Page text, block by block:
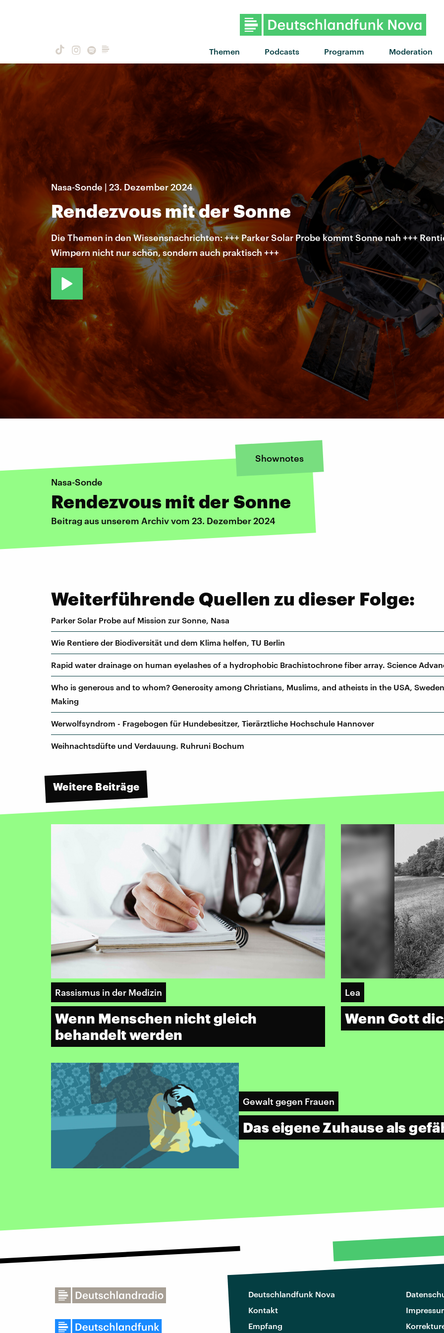
Themen Podcasts Programm Moderation
Nasa-Sonde | 23. Dezember 2024
Rendezvous mit der Sonne
Die Themen in den Wissensnachrichten: +++ Parker Solar Probe kommt Sonne nah +++
Wimpern nicht nur schön, sondern auch praktisch +++
Shownotes
Nasa-Sonde
Rendezvous mit der Sonne
Beitrag aus unserem Archiv vom 23. Dezember 2024
Weiterführende Quellen zu dieser Folge:
Parker Solar Probe auf Mission zur Sonne, Nasa
Wie Rentiere der Biodiversität und dem Klima helfen, TU Berlin
Rapid water drainage on human eyelashes of a hydrophobic Brachistochrone fiber array. Science
Who is generous and to whom? Generosity among Christians, Muslims, and atheists in the USA,
Making
Werwolfsyndrom - Fragebogen für Hundebesitzer, Tierärztliche Hochschule Hannover
Weihnachtsdüfte und Verdauung. Ruhruni Bochum
Weitere Beiträge
Rassismus in der Medizin
Wenn Menschen nicht gleich
behandelt werden
Lea
Wenn Gott
Gewalt gegen Frauen
Das eigene Zuhause als
Deutschlandfunk Nova
Kontakt
Empfang